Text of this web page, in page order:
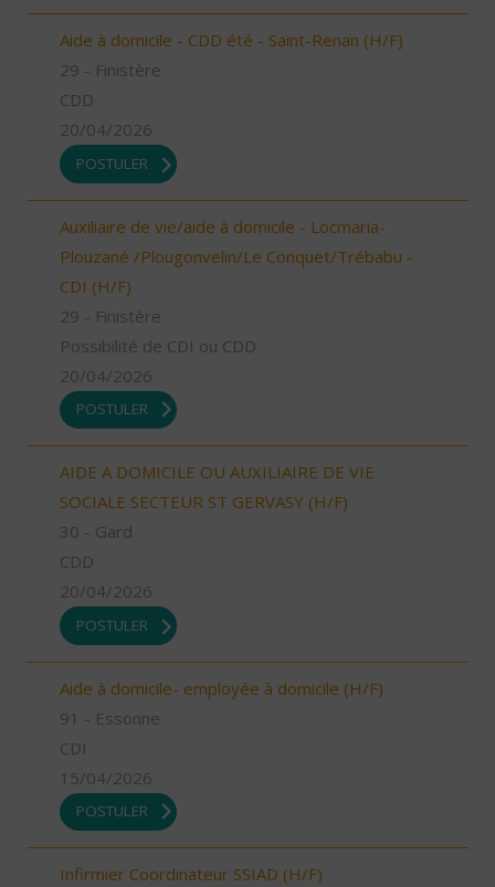
Aide à domicile - CDD été - Saint-Renan (H/F)
29 - Finistère
CDD
20/04/2026
POSTULER
Auxiliaire de vie/aide à domicile - Locmaria-
Plouzané /Plougonvelin/Le Conquet/Trébabu -
CDI (H/F)
29 - Finistère
Possibilité de CDI ou CDD
20/04/2026
POSTULER
AIDE A DOMICILE OU AUXILIAIRE DE VIE
SOCIALE SECTEUR ST GERVASY (H/F)
30 - Gard
CDD
20/04/2026
POSTULER
Aide à domicile- employée à domicile (H/F)
91 - Essonne
CDI
15/04/2026
POSTULER
Infirmier Coordinateur SSIAD (H/F)